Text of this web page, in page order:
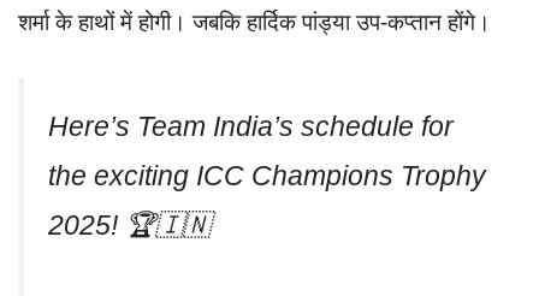
शर्मा के हाथों में होगी। जबकि हार्दिक पांड्या उप-कप्तान होंगे।
Here’s Team India’s schedule for
the exciting ICC Champions Trophy
2025! 🏆🇮🇳